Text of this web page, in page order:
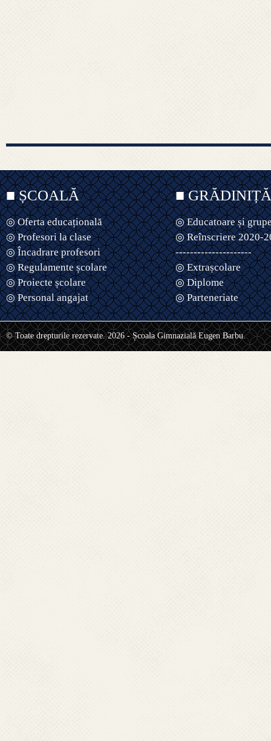
■ ȘCOALĂ
◎ Oferta educațională
◎ Profesori la clase
◎ Încadrare profesori
◎ Regulamente școlare
◎ Proiecte școlare
◎ Personal angajat
■ GRĂDINIȚĂ
◎ Educatoare și
◎ Reînscriere 2020-
---------------------
◎ Extrașcolare
◎ Diplome
◎ Parteneriate
© Toate drepturile rezervate. 2026 - Școala Gimnazială Eugen Barbu.